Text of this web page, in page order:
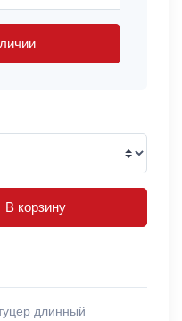
В корзину
длинный